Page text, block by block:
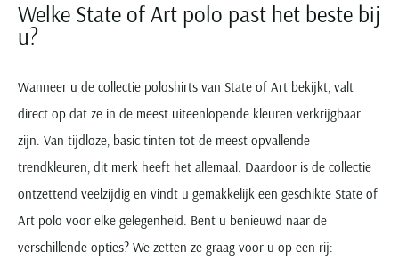
Welke State of Art polo past het beste bij
u?
Wanneer u de collectie poloshirts van State of Art bekijkt, valt
direct op dat ze in de meest uiteenlopende kleuren verkrijgbaar
zijn. Van tijdloze, basic tinten tot de meest opvallende
trendkleuren, dit merk heeft het allemaal. Daardoor is de collectie
ontzettend veelzijdig en vindt u gemakkelijk een geschikte State of
Art polo voor elke gelegenheid. Bent u benieuwd naar de
verschillende opties? We zetten ze graag voor u op een rij: